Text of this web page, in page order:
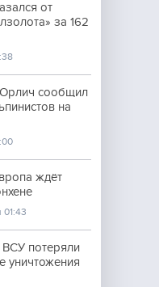
от
за 162
сообщил
на
ждёт
01:43
потеряли
уничтожения